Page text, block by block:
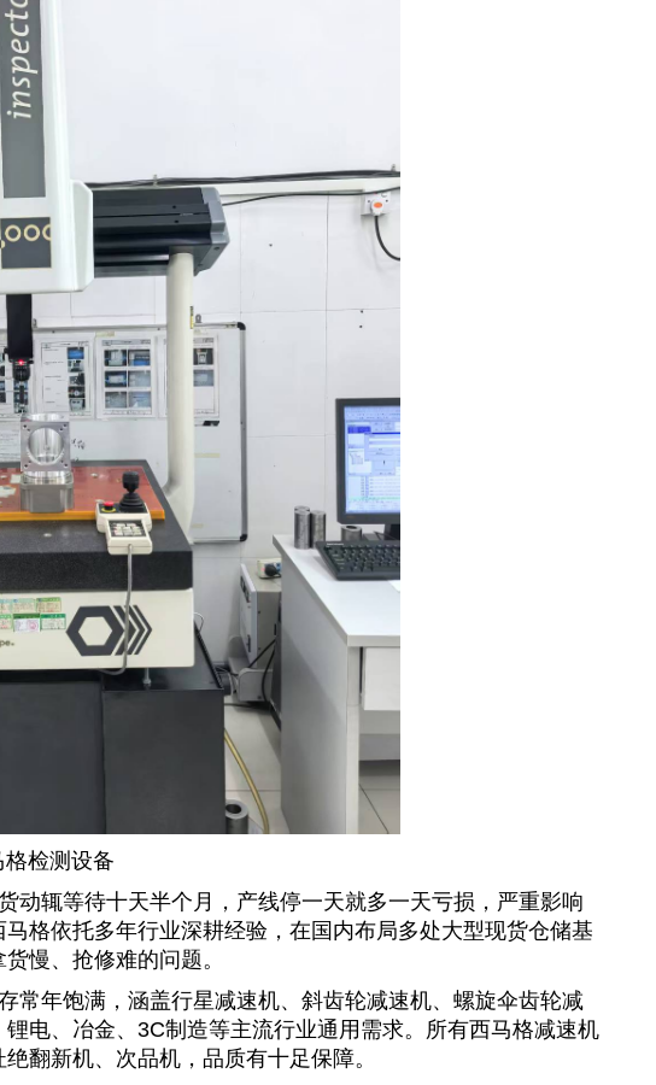
格检测设备
动辄等待十天半个月，产线停一天就多一天亏损，严重影响
格依托多年行业深耕经验，在国内布局多处大型现货仓储基
慢、抢修难的问题。
年饱满，涵盖行星减速机、斜齿轮减速机、 螺旋伞齿轮减
电、冶金、3C制造等主流行业通用需求。所有西马格减速机
翻新机、次品机，品质有十足保障。